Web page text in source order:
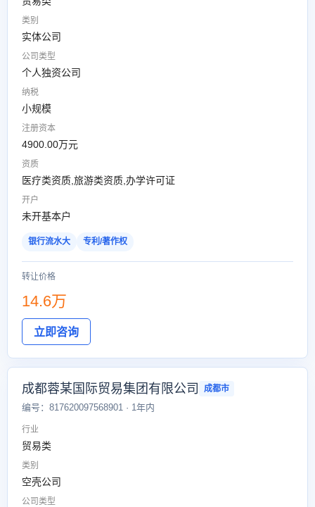
类别
实体公司
公司类型
个人独资公司
纳税
小规模
注册资本
4900.00万元
资质
医疗类资质,旅游类资质,办学许可证
开户
未开基本户
银行流水大 专利/著作权
转让价格
14.6万
立即咨询
成都蓉某国际贸易集团有限公司 成都市
编号：817620097568901 · 1年内
行业
贸易类
类别
空壳公司
公司类型